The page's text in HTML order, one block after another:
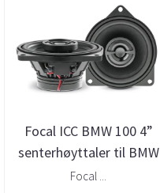
Focal ICC BMW 100 4”
senterhøyttaler til BMW
Focal ...